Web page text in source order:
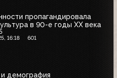
пропагандировала
в 90-е годы ХХ века
16:18 601
и демография